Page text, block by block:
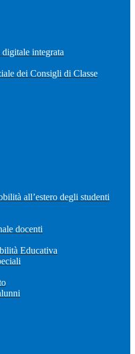
integrata
dei Consigli di Classe
all’estero degli studenti
docenti
Educativa